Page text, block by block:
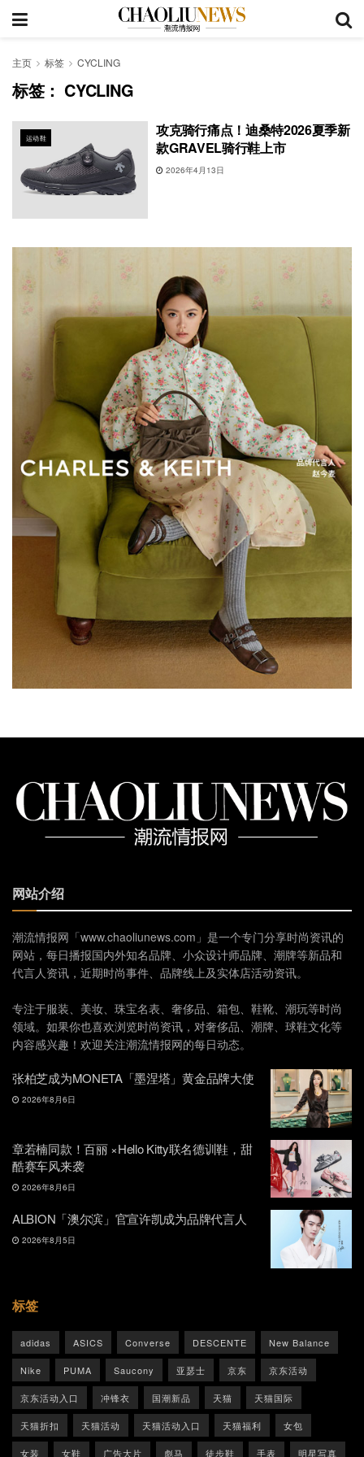
主页 标签 CYCLING
标签： CYCLING
运动鞋
攻克骑行痛点！迪桑特2026夏季新
款GRAVEL骑行鞋上市
2026年4月13日
网站介绍
潮流情报网「www.chaoliunews.com」是一个专门分享时尚资讯的
网站，每日播报国内外知名品牌、小众设计师品牌、潮牌等新品和
代言人资讯，近期时尚事件、品牌线上及实体店活动资讯。
专注于服装、美妆、珠宝名表、奢侈品、箱包、鞋靴、潮玩等时尚
领域。如果你也喜欢浏览时尚资讯，对奢侈品、潮牌、球鞋文化等
内容感兴趣！欢迎关注潮流情报网的每日动态。
张柏芝成为MONETA「墨涅塔」黄金品牌大使
2026年8月6日
章若楠同款！百丽 ×Hello Kitty联名德训鞋，甜
酷赛车风来袭
2026年8月6日
ALBION「澳尔滨」官宣许凯成为品牌代言人
2026年8月5日
标签
adidas ASICS Converse DESCENTE New Balance
Nike PUMA Saucony 亚瑟士 京东 京东活动
京东活动入口 冲锋衣 国潮新品 天猫 天猫国际
天猫折扣 天猫活动 天猫活动入口 天猫福利 女包
女装 女鞋 广告大片 彪马 徒步鞋 手表 明星写真